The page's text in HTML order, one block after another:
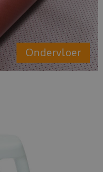
Ondervloer